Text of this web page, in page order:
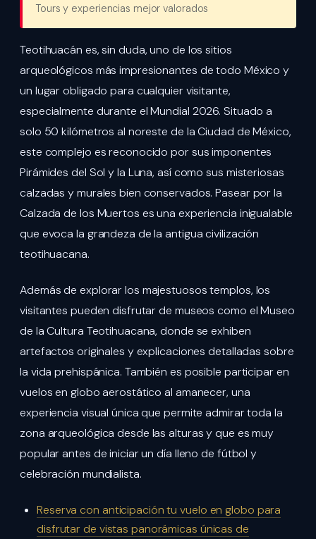
Tours y experiencias mejor valorados
Teotihuacán es, sin duda, uno de los sitios
arqueológicos más impresionantes de todo México y
un lugar obligado para cualquier visitante,
especialmente durante el Mundial 2026. Situado a
solo 50 kilómetros al noreste de la Ciudad de México,
este complejo es reconocido por sus imponentes
Pirámides del Sol y la Luna, así como sus misteriosas
calzadas y murales bien conservados. Pasear por la
Calzada de los Muertos es una experiencia inigualable
que evoca la grandeza de la antigua civilización
teotihuacana.
Además de explorar los majestuosos templos, los
visitantes pueden disfrutar de museos como el Museo
de la Cultura Teotihuacana, donde se exhiben
artefactos originales y explicaciones detalladas sobre
la vida prehispánica. También es posible participar en
vuelos en globo aerostático al amanecer, una
experiencia visual única que permite admirar toda la
zona arqueológica desde las alturas y que es muy
popular antes de iniciar un día lleno de fútbol y
celebración mundialista.
Reserva con anticipación tu vuelo en globo para
disfrutar de vistas panorámicas únicas de